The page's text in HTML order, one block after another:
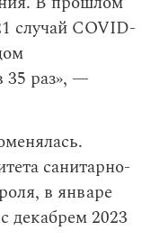
случай COVID-
35 раз», —
санитарно-
в январе
декабрем 2023